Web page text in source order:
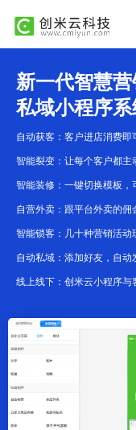
新一代智慧营
私域小程序系
自动获客：客户进店消费即
智能裂变：让每个客户都主
智能装修：一键切换模板，
自营外卖：跟平台外卖的佣
智能锁客：几十种营销活动
自动私域：添加好友，自动
线上线下：创米云小程序与